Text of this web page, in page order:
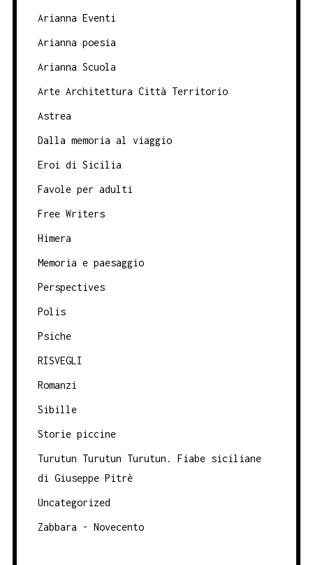
Arianna Eventi
Arianna poesia
Arianna Scuola
Arte Architettura Città Territorio
Astrea
Dalla memoria al viaggio
Eroi di Sicilia
Favole per adulti
Free Writers
Himera
Memoria e paesaggio
Perspectives
Polis
Psiche
RISVEGLI
Romanzi
Sibille
Storie piccine
Turutun Turutun Turutun. Fiabe siciliane
di Giuseppe Pitrè
Uncategorized
Zabbara - Novecento